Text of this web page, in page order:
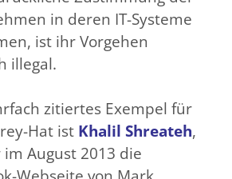
in deren IT-Systeme
ist ihr Vorgehen
illegal.
zitiertes Exempel für
Hat ist Khalil Shreateh,
August 2013 die